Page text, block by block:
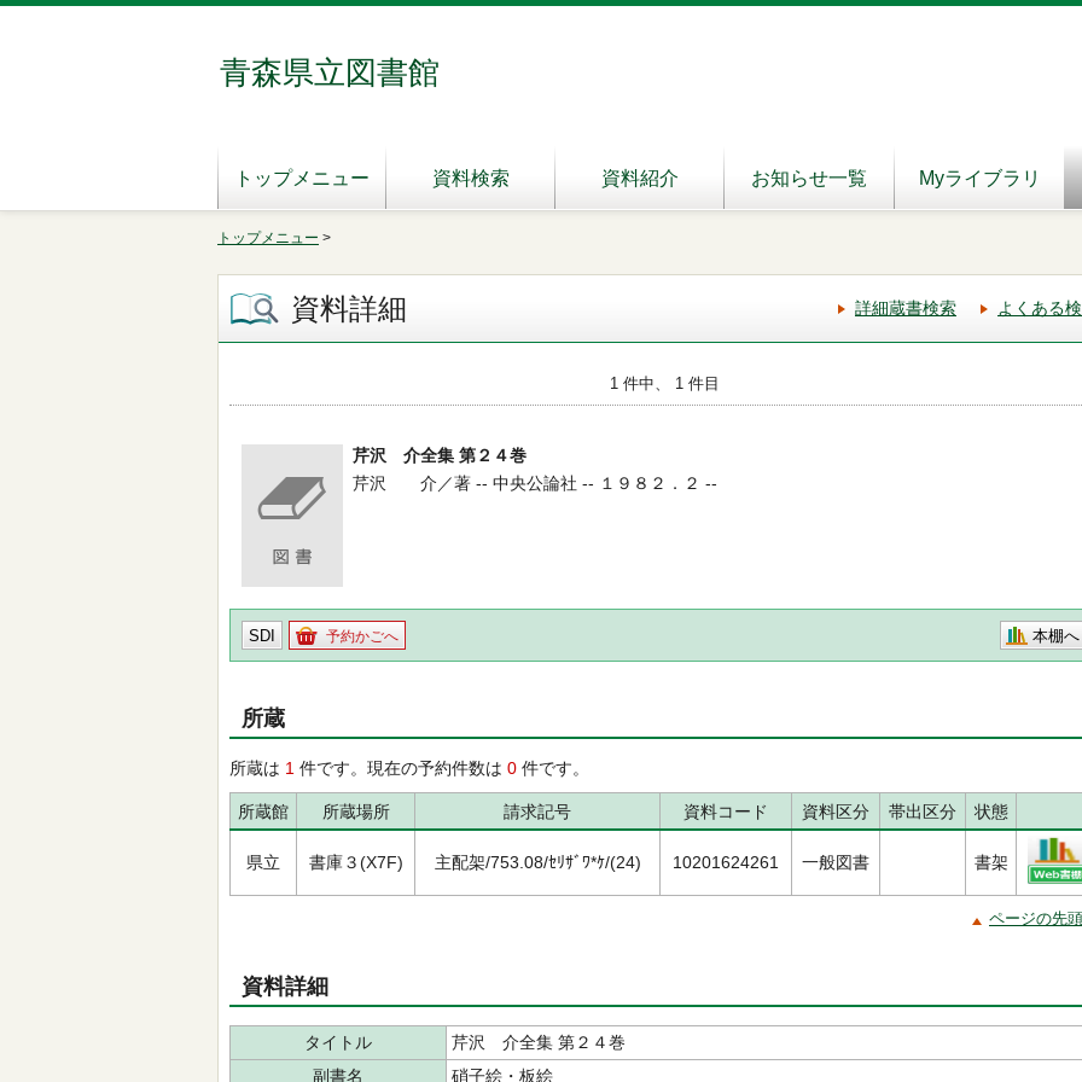
青森県立図書館
トップメニュー 資料検索 資料紹介 お知らせ一覧 Myライブラリ
トップメニュー >
資料詳細 詳細蔵書検索 よくある
1 件中、 1 件目
芹沢 介全集 第２４巻
芹沢 介／著 -- 中央公論社 -- １９８２．２ --
SDI 予約かごへ 本棚へ
所蔵
所蔵は 1 件です。現在の予約件数は 0 件です。
所蔵館 所蔵場所 請求記号 資料コード 資料区分 帯出区分 状態
県立 書庫３(X7F) 主配架/753.08/ｾﾘｻﾞﾜ*ｹ/(24) 10201624261 一般図書 書架
ページの先
資料詳細
タイトル
芹沢 介全集 第２４巻
副書名
硝子絵・板絵